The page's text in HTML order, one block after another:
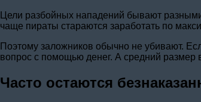
Цели разбойных нападений бывают
чаще пираты стараются заработать по
Поэтому заложников обычно не убивают.
вопрос с помощью денег. А средний размер
Часто остаются